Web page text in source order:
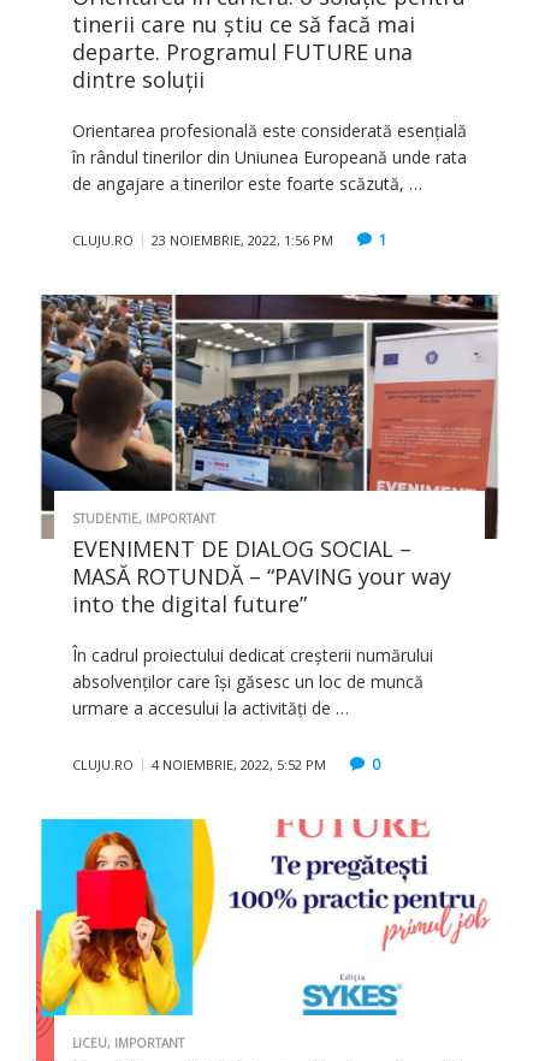
tinerii care nu știu ce să facă mai
departe. Programul FUTURE una
dintre soluții
Orientarea profesională este considerată esențială
în rândul tinerilor din Uniunea Europeană unde rata
de angajare a tinerilor este foarte scăzută, …
CLUJU.RO 23 NOIEMBRIE, 2022, 1:56 PM 1
STUDENTIE, IMPORTANT
EVENIMENT DE DIALOG SOCIAL –
MASĂ ROTUNDĂ – “PAVING your way
into the digital future”
În cadrul proiectului dedicat creșterii numărului
absolvenților care își găsesc un loc de muncă
urmare a accesului la activități de …
CLUJU.RO 4 NOIEMBRIE, 2022, 5:52 PM 0
LICEU, IMPORTANT